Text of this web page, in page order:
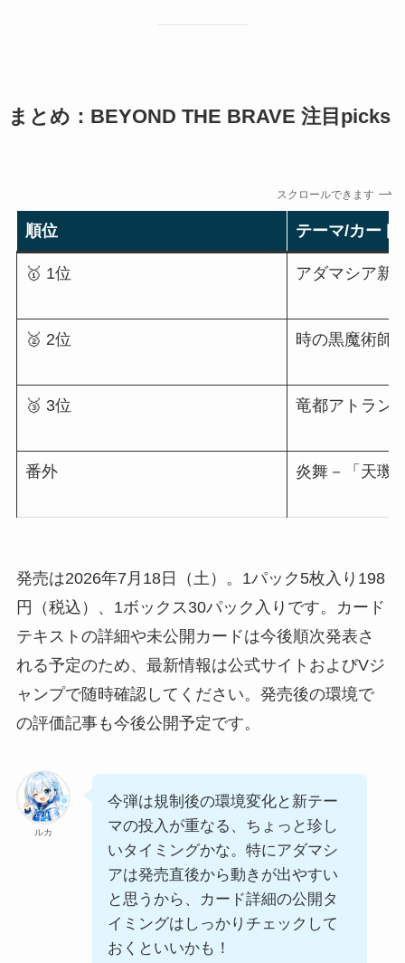
まとめ：BEYOND THE BRAVE 注目picks
スクロールできます
順位 テーマ/カード
🥇 1位 アダマシア新
🥈 2位 時の黒魔術師
🥉 3位 竜都アトラン
番外 炎舞－「天璣
発売は2026年7月18日（土）。1パック5枚入り198
円（税込）、1ボックス30パック入りです。カード
テキストの詳細や未公開カードは今後順次発表さ
れる予定のため、最新情報は公式サイトおよびVジ
ャンプで随時確認してください。発売後の環境で
の評価記事も今後公開予定です。
ルカ
今弾は規制後の環境変化と新テー
マの投入が重なる、ちょっと珍し
いタイミングかな。特にアダマシ
アは発売直後から動きが出やすい
と思うから、カード詳細の公開タ
イミングはしっかりチェックして
おくといいかも！